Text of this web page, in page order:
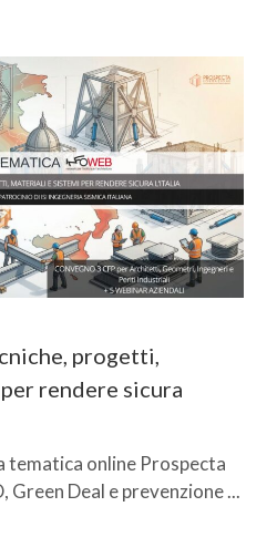
progetti,
rendere sicura
tematica online Prospecta
Green Deal e prevenzione ...